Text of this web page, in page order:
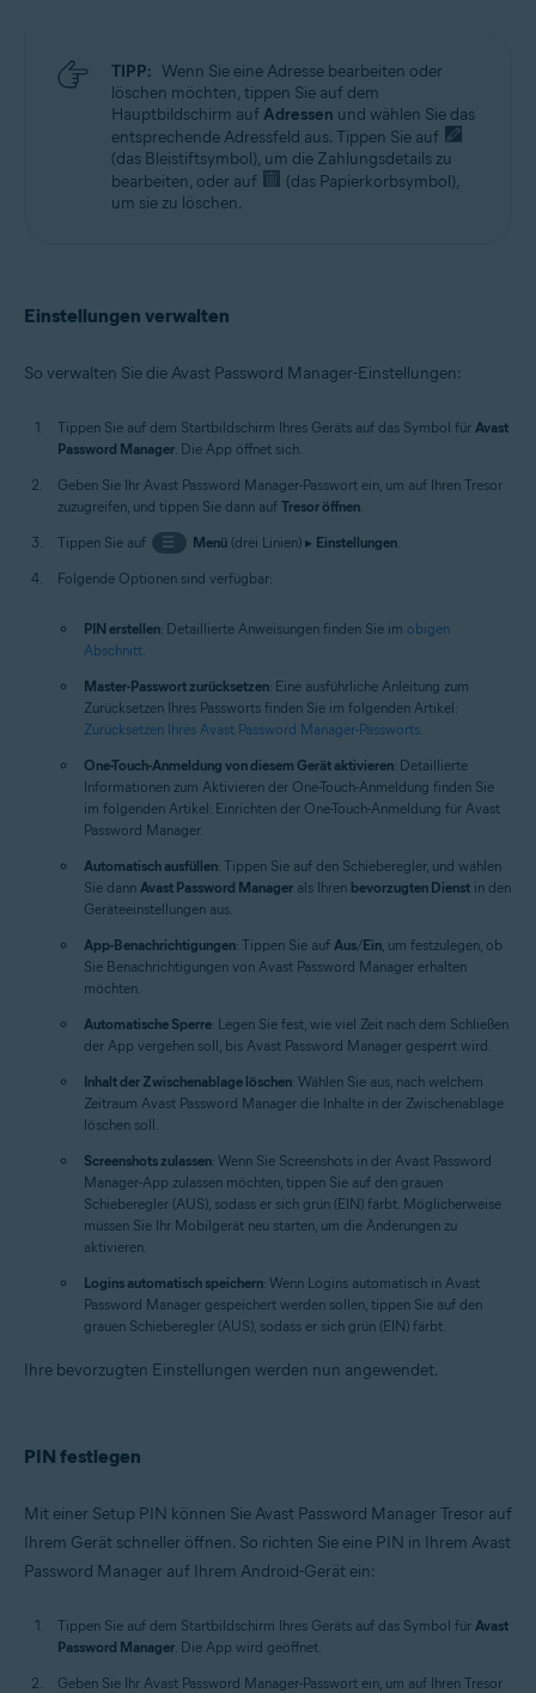
TIPP: Wenn Sie eine Adresse bearbeiten oder
löschen möchten, tippen Sie auf dem
Hauptbildschirm aufAdressen und wählen Sie das
entsprechende Adressfeld aus. Tippen Sie auf
(das Bleistiftsymbol), um die Zahlungsdetails zu
bearbeiten, oder auf
(das Papierkorbsymbol),
um sie zu löschen.
Einstellungen verwalten
So verwalten Sie die Avast Password Manager-Einstellungen:
Tippen Sie auf dem Startbildschirm Ihres Geräts auf das Symbol für Avast
Password Manager. Die App öffnet sich.
Geben Sie Ihr Avast Password Manager-Passwort ein, um auf Ihren Tresor
zuzugreifen, und tippen Sie dann auf Tresor öffnen.
Tippen Sie auf
☰ Menü(drei Linien) ▸ Einstellungen.
Folgende Optionen sind verfügbar:
PIN erstellen: Detaillierte Anweisungen finden Sie im obigen
Abschnitt.
Master-Passwort zurücksetzen: Eine ausführliche Anleitung zum
Zurücksetzen Ihres Passworts finden Sie im folgenden Artikel:
Zurücksetzen Ihres Avast Password Manager-Passworts.
One-Touch-Anmeldung von diesem Gerät aktivieren: Detaillierte
Informationen zum Aktivieren der One-Touch-Anmeldung finden Sie
im folgenden Artikel: Einrichten der One-Touch-Anmeldung für Avast
Password Manager.
Automatisch ausfüllen: Tippen Sie auf den Schieberegler, und wählen
Sie dann Avast Password Manager als Ihren bevorzugten Dienst in den
Geräteeinstellungen aus.
App-Benachrichtigungen: Tippen Sie auf Aus/Ein, um festzulegen, ob
Sie Benachrichtigungen von Avast Password Manager erhalten
möchten.
Automatische Sperre: Legen Sie fest, wie viel Zeit nach dem Schließen
der App vergehen soll, bis Avast Password Manager gesperrt wird.
Inhalt der Zwischenablage löschen: Wählen Sie aus, nach welchem
Zeitraum Avast Password Manager die Inhalte in der Zwischenablage
löschen soll.
Screenshots zulassen: Wenn Sie Screenshots in der Avast Password
Manager-App zulassen möchten, tippen Sie auf den grauen
Schieberegler (AUS), sodass er sich grün (EIN) färbt. Möglicherweise
müssen Sie Ihr Mobilgerät neu starten, um die Änderungen zu
aktivieren.
Logins automatisch speichern: Wenn Logins automatisch in Avast
Password Manager gespeichert werden sollen, tippen Sie auf den
grauen Schieberegler (AUS), sodass er sich grün (EIN) färbt.
Ihre bevorzugten Einstellungen werden nun angewendet.
PIN festlegen
Mit einer Setup PIN können Sie Avast Password Manager Tresor auf
Ihrem Gerät schneller öffnen. So richten Sie eine PIN in Ihrem Avast
Password Manager auf Ihrem Android-Gerät ein:
Tippen Sie auf dem Startbildschirm Ihres Geräts auf das Symbol für Avast
Password Manager. Die App wird geöffnet.
Geben Sie Ihr Avast Password Manager-Passwort ein, um auf Ihren Tresor